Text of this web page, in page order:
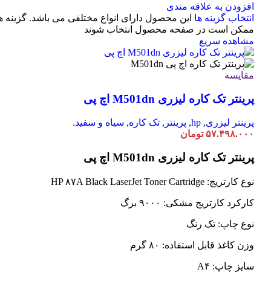
افزودن به علاقه مندی
انتخاب گزینه ها این محصول دارای انواع مختلفی می باشد. گزینه
ممکن است در صفحه محصول انتخاب شوند
مشاهده سریع
مقایسه
پرینتر تک کاره لیزری M501dn اچ پی
پرینتر لیزری,
hp
, پرینتر , تک کاره, سیاه و سفید.
۵۷.۴۹۸.۰۰۰ تومان
پرینتر تک کاره لیزری M501dn اچ پی
نوع کارتریج: HP ۸۷A Black LaserJet Toner Cartridge
کارکرد کارتریج مشکی: ۹۰۰۰ برگ
نوع چاپ: تک رنگ
وزن کاغذ قابل استفاده: ۸۰ گرم
سایز چاپ: A۴